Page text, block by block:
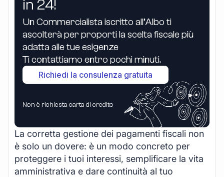
in 24!
Un Commercialista iscritto all’Albo ti
ascolterà per proporti la scelta fiscale più
adatta alle tue esigenze
Ti contattiamo entro pochi minuti.
Richiedi la consulenza gratuita
Non è richiesta carta di credito
La corretta gestione dei pagamenti fiscali non
è solo un dovere: è un modo concreto per
proteggere i tuoi interessi, semplificare la vita
amministrativa e dare continuità al tuo